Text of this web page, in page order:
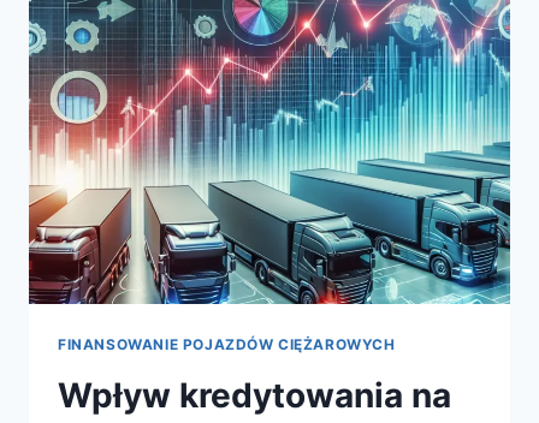
POJAZDU
CIĘŻAROWEGO
FINANSOWANIE POJAZDÓW CIĘŻAROWYCH
Wpływ kredytowania na